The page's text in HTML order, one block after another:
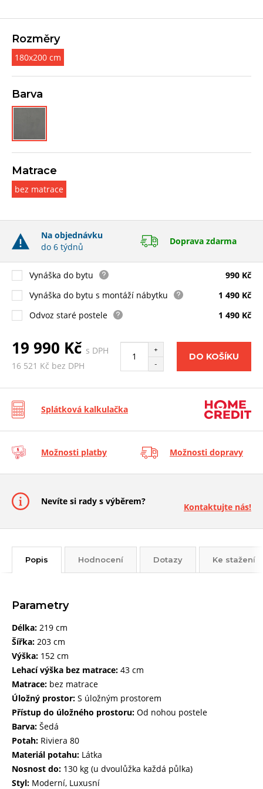
Rozměry
180x200 cm
Barva
Matrace
bez matrace
Na objednávku
do 6 týdnů
Doprava zdarma
Vynáška do bytu
990 Kč
Vynáška do bytu s montáží nábytku
1 490 Kč
Odvoz staré postele
1 490 Kč
19 990 Kč s DPH
16 521 Kč bez DPH
+
-
DO KOŠÍKU
Splátková kalkulačka
Možnosti platby Možnosti dopravy
Nevíte si rady s výběrem?
Kontaktujte nás!
Popis Hodnocení Dotazy Ke stažení
Parametry
Délka: 219 cm
Šířka: 203 cm
Výška: 152 cm
Lehací výška bez matrace: 43 cm
Matrace: bez matrace
Úložný prostor: S úložným prostorem
Přístup do úložného prostoru: Od nohou postele
Barva: Šedá
Potah: Riviera 80
Materiál potahu: Látka
Nosnost do: 130 kg (u dvoulůžka každá půlka)
Styl: Moderní, Luxusní